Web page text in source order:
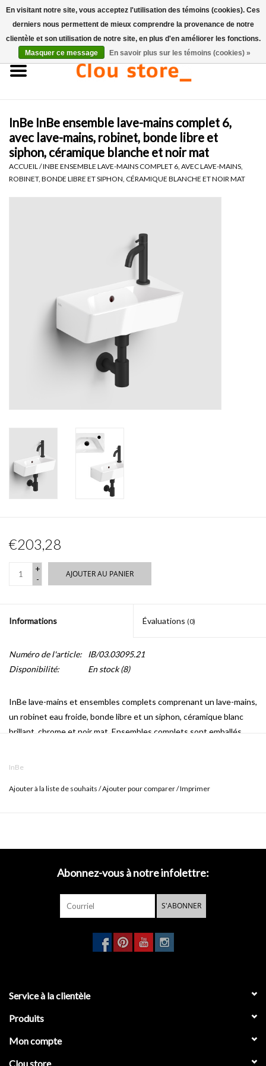
Accueil
Ensembles de lave-mains
Lave-mains
InBe InBe ensemble lave-mains complet 6,
avec lave-mains, robinet, bonde libre et
siphon, céramique blanche et noir mat
ACCUEIL /INBE ENSEMBLE LAVE-MAINS COMPLET 6, AVEC LAVE-MAINS,
ROBINET, BONDE LIBRE ET SIPHON, CÉRAMIQUE BLANCHE ET NOIR MAT
€203,28
+
-
AJOUTER AU PANIER
Informations Évaluations (0)
Numéro de l'article:
IB/03.03095.21
Disponibilité:
En stock(8)
InBe lave-mains et ensembles complets comprenant un lave-mains,
un robinet eau froide, bonde libre et un siphon, céramique blanc
brillant, chrome et noir mat. Ensembles complets sont emballés
InBe
Ajouter à la liste de souhaits /Ajouter pour comparer/Imprimer
Abonnez-vous à notre infolettre:
S'ABONNER
Service à la clientèle
Produits
Mon compte
Clou store_
En visitant notre site, vous acceptez l'utilisation des témoins (cookies). Ces
derniers nous permettent de mieux comprendre la provenance de notre
clientèle et son utilisation de notre site, en plus d'en améliorer les fonctions.
Masquer ce message
En savoir plus sur les témoins (cookies) »